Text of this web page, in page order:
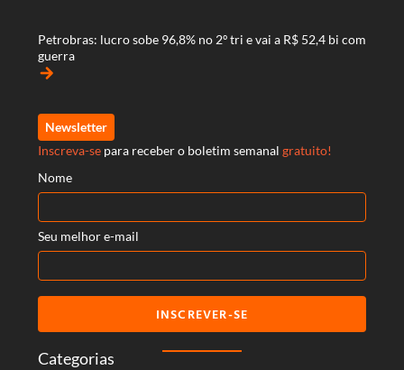
Categorias
Petrobras: lucro sobe 96,8% no 2º tri e vai a R$ 52,4 bi com
guerra
arrow_forward
Newsletter
Inscreva-se para receber o boletim semanal gratuito!
Nome
Seu melhor e-mail
INSCREVER-SE